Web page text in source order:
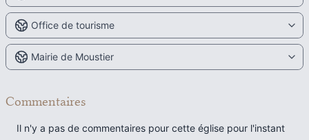
Office de tourisme
Mairie de Moustier
Commentaires
Il n'y a pas de commentaires pour cette église pour l'instant